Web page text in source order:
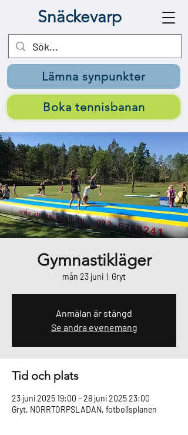
Snäckevarp
Lämna synpunkter
Boka tennisbanan
Gymnastikläger
mån 23 juni Gryt
Anmälan är stängd
Se andra evenemang
Tid och plats
23 juni 2025 19:00 – 28 juni 2025 23:00
Gryt, NORRTORPSLADAN, fotbollsplanen